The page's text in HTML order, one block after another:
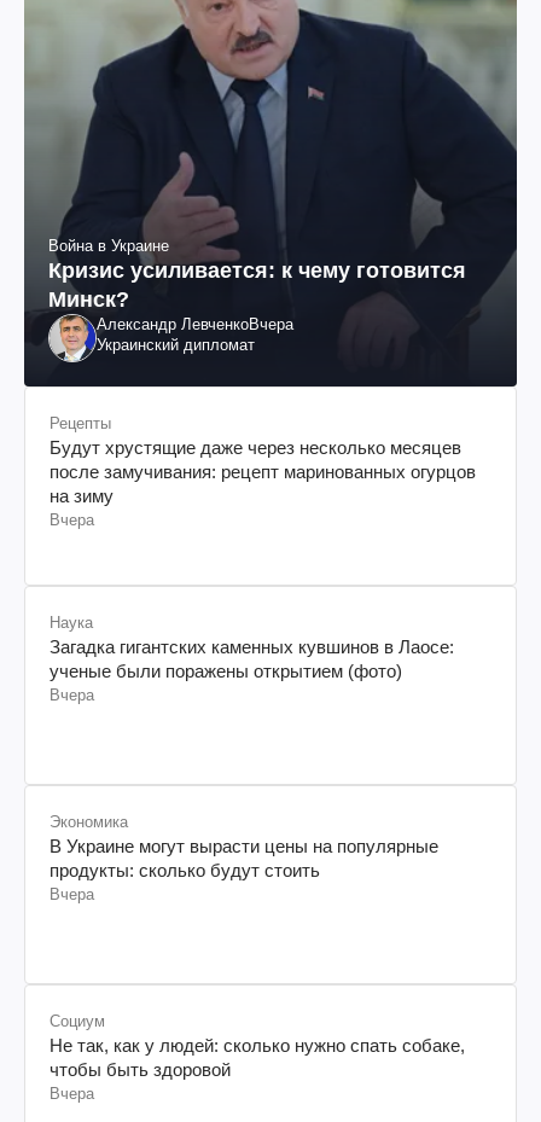
Война в Украине
Кризис усиливается: к чему готовится
Минск?
Александр ЛевченкоВчера
Украинский дипломат
Рецепты
Будут хрустящие даже через несколько месяцев
после замучивания: рецепт маринованных огурцов
на зиму
Вчера
Наука
Загадка гигантских каменных кувшинов в Лаосе:
ученые были поражены открытием (фото)
Вчера
Экономика
В Украине могут вырасти цены на популярные
продукты: сколько будут стоить
Вчера
Социум
Не так, как у людей: сколько нужно спать собаке,
чтобы быть здоровой
Вчера